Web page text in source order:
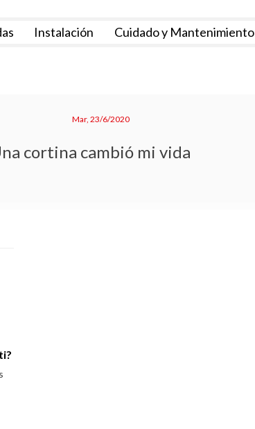
Instalación Cuidado y Mantenimiento
Mar, 23/6/2020
cortina cambió mi vida